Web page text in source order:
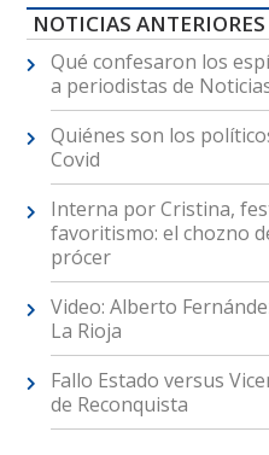
NOTICIAS
Qué confesaron los
a periodistas de
Quiénes son los
Covid
Interna por Cristina,
favoritismo: el chozno
prócer
Video: Alberto
La Rioja
Fallo Estado versus
de Reconquista